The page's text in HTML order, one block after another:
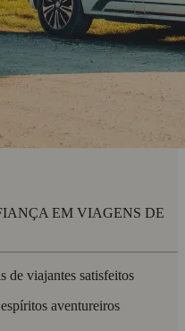
EM VIAGENS DE
de viajantes satisfeitos
aventureiros